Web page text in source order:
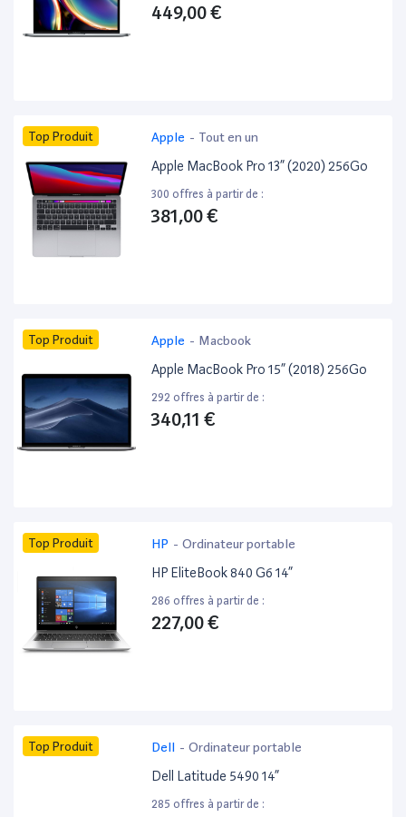
449,00 €
Top Produit Apple - Tout en un
Apple MacBook Pro 13” (2020) 256Go
300 offres à partir de :
381,00 €
Top Produit Apple - Macbook
Apple MacBook Pro 15” (2018) 256Go
292 offres à partir de :
340,11 €
Top Produit HP - Ordinateur portable
HP EliteBook 840 G6 14”
286 offres à partir de :
227,00 €
Top Produit Dell - Ordinateur portable
Dell Latitude 5490 14”
285 offres à partir de :